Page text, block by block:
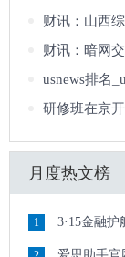
财讯：山西综
财讯：暗网
usnews排名
研修班在京
月度热文榜
1